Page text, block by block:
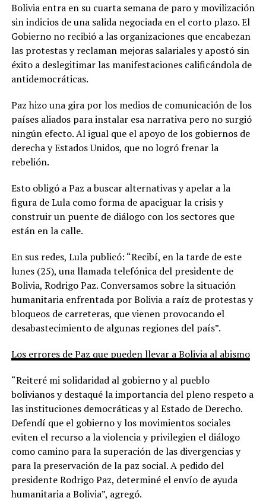
Bolivia entra en su cuarta semana de paro y movilización
sin indicios de una salida negociada en el corto plazo. El
Gobierno no recibió a las organizaciones que encabezan
las protestas y reclaman mejoras salariales y apostó sin
éxito a deslegitimar las manifestaciones calificándola de
antidemocráticas.
Paz hizo una gira por los medios de comunicación de los
países aliados para instalar esa narrativa pero no surgió
ningún efecto. Al igual que el apoyo de los gobiernos de
derecha y Estados Unidos, que no logró frenar la
rebelión.
Esto obligó a Paz a buscar alternativas y apelar a la
figura de Lula como forma de apaciguar la crisis y
construir un puente de diálogo con los sectores que
están en la calle.
En sus redes, Lula publicó: “Recibí, en la tarde de este
lunes (25), una llamada telefónica del presidente de
Bolivia, Rodrigo Paz. Conversamos sobre la situación
humanitaria enfrentada por Bolivia a raíz de protestas y
bloqueos de carreteras, que vienen provocando el
desabastecimiento de algunas regiones del país”.
Los errores de Paz que pueden llevar a Bolivia al abismo
“Reiteré mi solidaridad al gobierno y al pueblo
bolivianos y destaqué la importancia del pleno respeto a
las instituciones democráticas y al Estado de Derecho.
Defendí que el gobierno y los movimientos sociales
eviten el recurso a la violencia y privilegien el diálogo
como camino para la superación de las divergencias y
para la preservación de la paz social. A pedido del
presidente Rodrigo Paz, determiné el envío de ayuda
humanitaria a Bolivia”, agregó.